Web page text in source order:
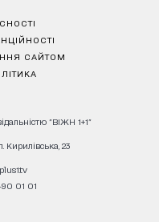
САЙТОМ
"ВІЖН 1+1"
Кирилівська, 23
01 01